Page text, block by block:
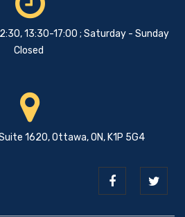
13:30-17:00 ; Saturday - Sunday
Closed
1620, Ottawa, ON, K1P 5G4